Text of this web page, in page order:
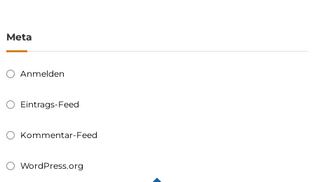
Meta
Anmelden
Eintrags-Feed
Kommentar-Feed
WordPress.org